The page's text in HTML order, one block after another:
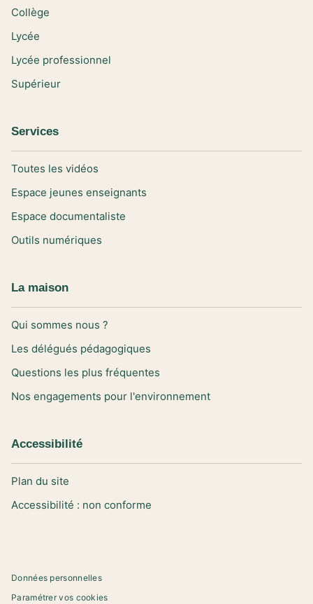
Collège
Lycée
Lycée professionnel
Supérieur
Services
Toutes les vidéos
Espace jeunes enseignants
Espace documentaliste
Outils numériques
La maison
Qui sommes nous ?
Les délégués pédagogiques
Questions les plus fréquentes
Nos engagements pour l'environnement
Accessibilité
Plan du site
Accessibilité : non conforme
Données personnelles
Paramétrer vos cookies